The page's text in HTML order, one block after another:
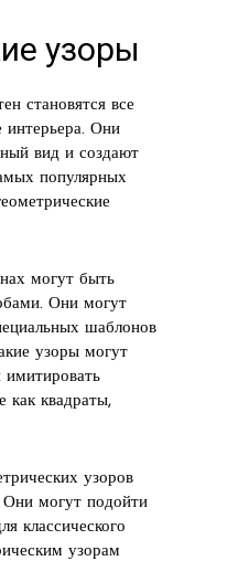
узоры
становятся все
интерьера. Они
вид и создают
популярных
могут быть
Они могут
шаблонов
узоры могут
имитировать
как квадраты,
узоров
Они могут подойти
классического
узорам